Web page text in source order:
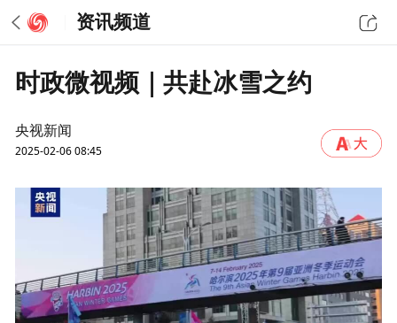
资讯频道
时政微视频｜共赴冰雪之约
央视新闻
2025-02-06 08:45